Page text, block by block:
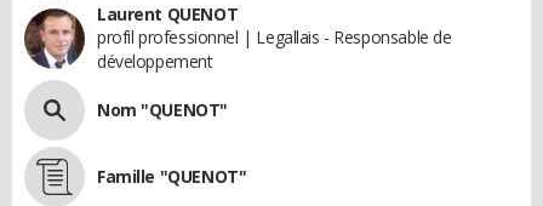
Laurent QUENOT
profil professionnel | Legallais - Responsable de
développement
Nom "QUENOT"
Famille "QUENOT"